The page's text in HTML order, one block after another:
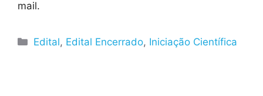
mail.
Edital, Edital Encerrado, Iniciação Científica